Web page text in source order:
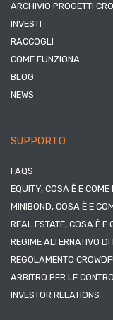
ARCHIVIO PROGETTI
INVESTI
RACCOGLI
COME FUNZIONA
BLOG
NEWS
SUPPORTO
FAQS
EQUITY, COSA È E
MINIBOND, COSA È E
REAL ESTATE, COSA È E
REGIME ALTERNATIVO
REGOLAMENTO
ARBITRO PER LE
INVESTOR RELATIONS